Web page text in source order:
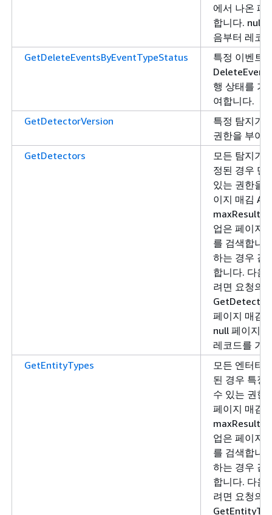
에서 나온 페
합니다. null
음부터 레코
GetDeleteEventsByEventTypeStatus
특정 이벤트
행 상태를 가
여합니다.
GetDetectorVersion
특정 탐지기
권한을 부여
GetDetectors
모든 탐지기
정된 경우 단
있는 권한을
이지 매김
maxResults
업은 페이지
를 검색합니
하는 경우 값
합니다. 다음
려면 요청의
페이지 매김
null 페이지
레코드를 가
GetEntityTypes
모든 엔터티
된 경우 특정
수 있는 권한
페이지 매김
maxResults
업은 페이지
를 검색합니
하는 경우 값
합니다. 다음
려면 요청의